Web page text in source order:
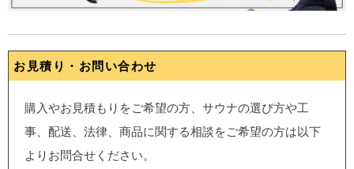
お見積り・お問い合わせ
購入やお見積もりをご希望の方、サウナの選び方や工
事、配送、法律、商品に関する相談をご希望の方は以下
よりお問合せください。